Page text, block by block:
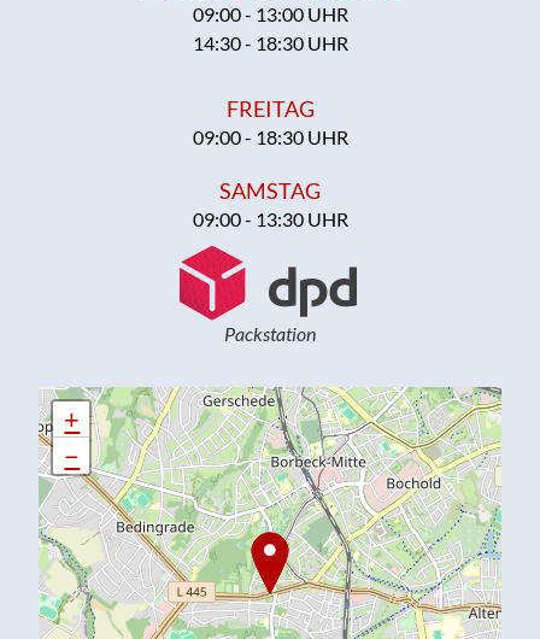
09:00 - 13:00 UHR
14:30 - 18:30 UHR
FREITAG
09:00 - 18:30 UHR
SAMSTAG
09:00 - 13:30 UHR
Packstation
+
−
+
−